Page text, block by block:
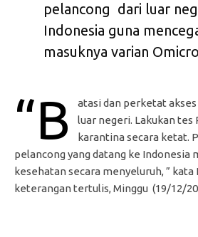
pelancong dari luar
Indonesia guna
masuknya varian
“B
atasi dan perketat
luar negeri. Lakukan tes
karantina secara ketat.
pelancong yang datang ke Indonesia
kesehatan secara menyeluruh, ”
keterangan tertulis, Minggu (19/12/